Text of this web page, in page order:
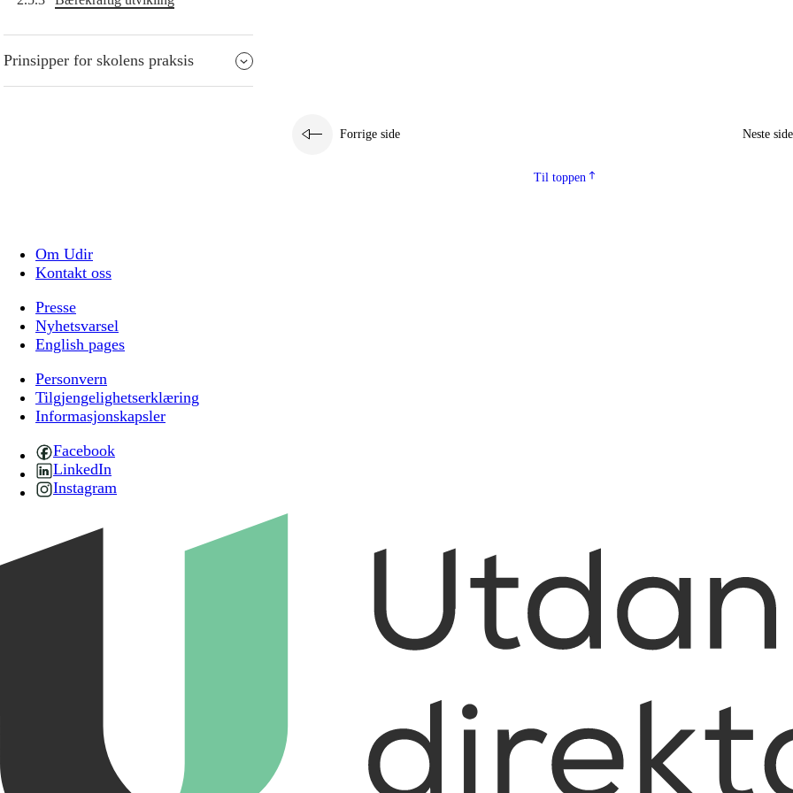
Prinsipper for skolens praksis
Forrige side Neste side
Til toppen
Om Udir
Kontakt oss
Presse
Nyhetsvarsel
English pages
Personvern
Tilgjengelighetserklæring
Informasjonskapsler
Facebook
LinkedIn
Instagram